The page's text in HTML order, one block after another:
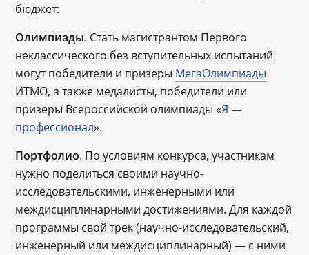
бюджет:
Олимпиады. Стать магистрантом Первого
неклассического без вступительных испытаний
могут победители и призеры МегаОлимпиады
ИТМО, а также медалисты, победители или
призеры Всероссийской олимпиады «Я —
профессионал».
Портфолио. По условиям конкурса, участникам
нужно поделиться своими научно-
исследовательскими, инженерными или
междисциплинарными достижениями. Для каждой
программы свой трек (научно-исследовательский,
инженерный или междисциплинарный) — с ними